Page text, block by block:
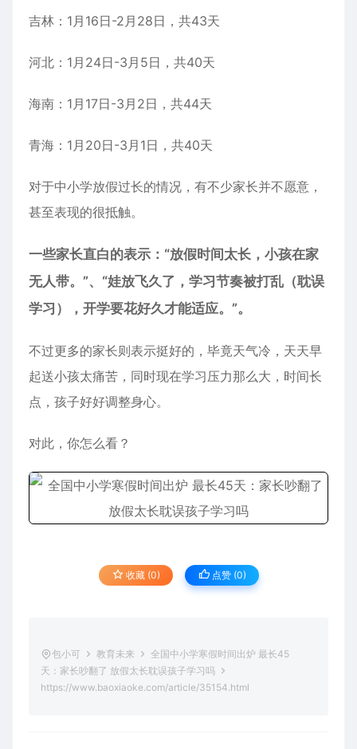
吉林：1月16日-2月28日，共43天
河北：1月24日-3月5日，共40天
海南：1月17日-3月2日，共44天
青海：1月20日-3月1日，共40天
对于中小学放假过长的情况，有不少家长并不愿意，
甚至表现的很抵触。
一些家长直白的表示：“放假时间太长，小孩在家
无人带。”、“娃放飞久了，学习节奏被打乱（耽误
学习），开学要花好久才能适应。”。
不过更多的家长则表示挺好的，毕竟天气冷，天天早
起送小孩太痛苦，同时现在学习压力那么大，时间长
点，孩子好好调整身心。
对此，你怎么看？
收藏 (0) 点赞 (0)
包小可 教育未来
全国中小学寒假时间出炉 最长45
天：家长吵翻了 放假太长耽误孩子学习吗
https://www.baoxiaoke.com/article/35154.html